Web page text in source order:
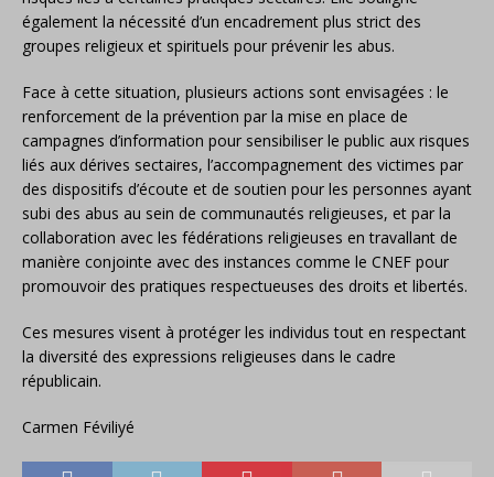
également la nécessité d’un encadrement plus strict des
groupes religieux et spirituels pour prévenir les abus.
Face à cette situation, plusieurs actions sont envisagées : le
renforcement de la prévention par la mise en place de
campagnes d’information pour sensibiliser le public aux risques
liés aux dérives sectaires, l’accompagnement des victimes par
des dispositifs d’écoute et de soutien pour les personnes ayant
subi des abus au sein de communautés religieuses, et par la
collaboration avec les fédérations religieuses en travallant de
manière conjointe avec des instances comme le CNEF pour
promouvoir des pratiques respectueuses des droits et libertés.
Ces mesures visent à protéger les individus tout en respectant
la diversité des expressions religieuses dans le cadre
républicain.
Carmen Féviliyé